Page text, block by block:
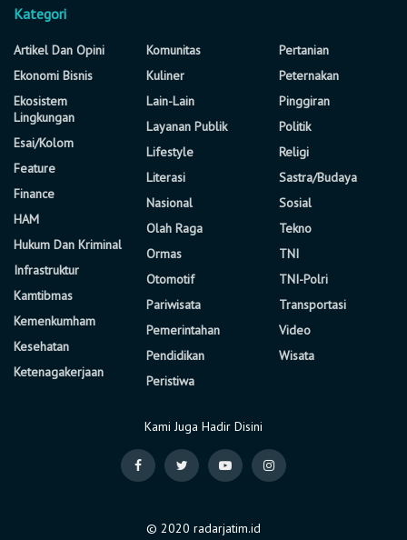
Kategori
Artikel Dan Opini
Ekonomi Bisnis
Ekosistem
Lingkungan
Esai/Kolom
Feature
Finance
HAM
Hukum Dan Kriminal
Infrastruktur
Kamtibmas
Kemenkumham
Kesehatan
Ketenagakerjaan
Komunitas
Kuliner
Lain-Lain
Layanan Publik
Lifestyle
Literasi
Nasional
Olah Raga
Ormas
Otomotif
Pariwisata
Pemerintahan
Pendidikan
Peristiwa
Pertanian
Peternakan
Pinggiran
Politik
Religi
Sastra/Budaya
Sosial
Tekno
TNI
TNI-Polri
Transportasi
Video
Wisata
Kami Juga Hadir Disini
© 2020 radarjatim.id